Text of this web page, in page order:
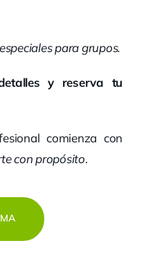
para grupos.
y reserva tu
comienza con
con propósito.